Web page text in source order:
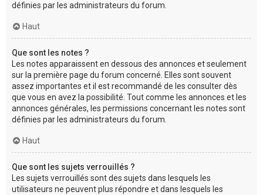
définies par les administrateurs du forum.
Haut
Que sont les notes ?
Les notes apparaissent en dessous des annonces et seulement
sur la première page du forum concerné. Elles sont souvent
assez importantes et il est recommandé de les consulter dès
que vous en avez la possibilité. Tout comme les annonces et les
annonces générales, les permissions concernant les notes sont
définies par les administrateurs du forum.
Haut
Que sont les sujets verrouillés ?
Les sujets verrouillés sont des sujets dans lesquels les
utilisateurs ne peuvent plus répondre et dans lesquels les